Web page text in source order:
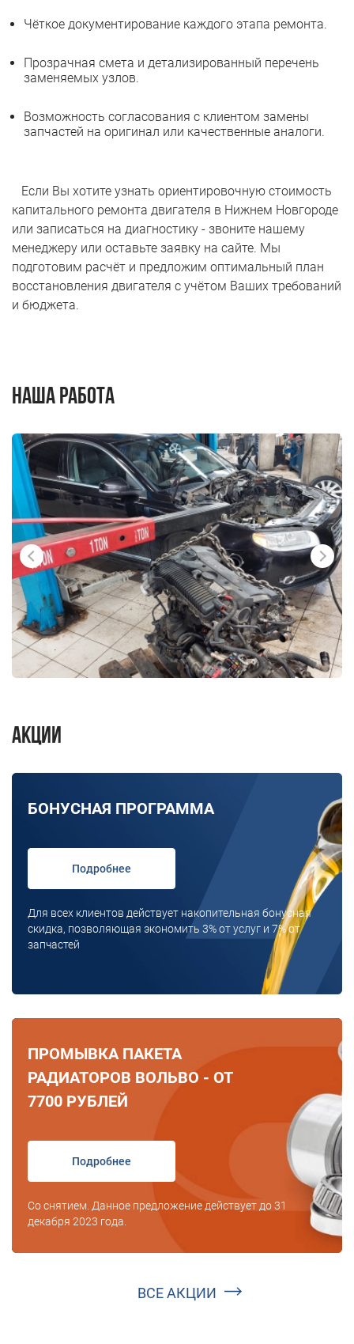
Чёткое документирование каждого этапа ремонта.
Прозрачная смета и детализированный перечень
заменяемых узлов.
Возможность согласования с клиентом замены
запчастей на оригинал или качественные аналоги.
Если Вы хотите узнать ориентировочную стоимость
капитального ремонта двигателя в Нижнем Новгороде
или записаться на диагностику - звоните нашему
менеджеру или оставьте заявку на сайте. Мы
подготовим расчёт и предложим оптимальный план
восстановления двигателя с учётом Ваших требований
и бюджета.
наша работа
Акции
БОНУСНАЯ ПРОГРАММА
Подробнее
Для всех клиентов действует накопительная бонусная
скидка, позволяющая экономить 3% от услуг и 7% от
запчастей
ПРОМЫВКА ПАКЕТА
РАДИАТОРОВ ВОЛЬВО - ОТ
7700 РУБЛЕЙ
Подробнее
Со снятием. Данное предложение действует до 31
декабря 2023 года.
ВСЕ АКЦИИ